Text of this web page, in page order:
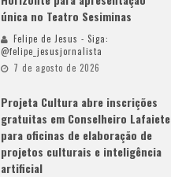
única no Teatro Sesiminas
Felipe de Jesus - Siga:
@felipe_jesusjornalista
7 de agosto de 2026
Projeta Cultura abre inscrições
gratuitas em Conselheiro Lafaiete
para oficinas de elaboração de
projetos culturais e inteligência
artificial